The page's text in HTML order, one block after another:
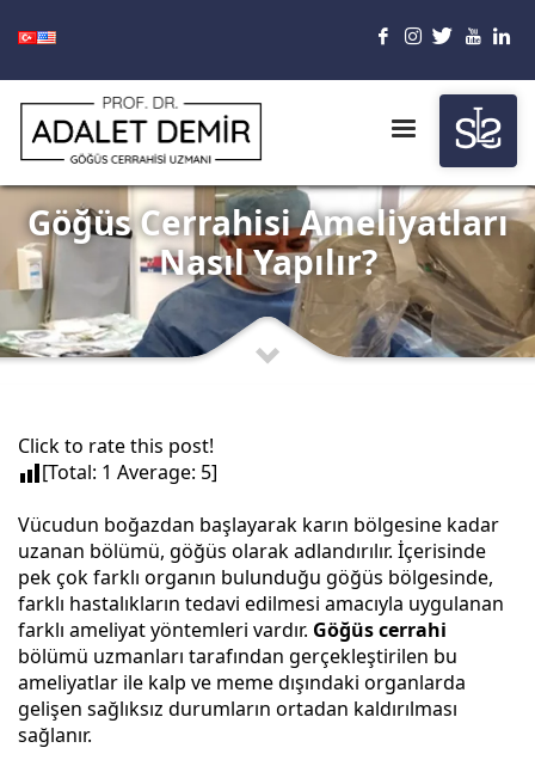
Göğüs Cerrahisi Ameliyatları
Nasıl Yapılır?
Click to rate this post!
[Total: 1 Average: 5]
Vücudun boğazdan başlayarak karın bölgesine kadar
uzanan bölümü, göğüs olarak adlandırılır. İçerisinde
pek çok farklı organın bulunduğu göğüs bölgesinde,
farklı hastalıkların tedavi edilmesi amacıyla uygulanan
farklı ameliyat yöntemleri vardır. Göğüs cerrahi
bölümü uzmanları tarafından gerçekleştirilen bu
ameliyatlar ile kalp ve meme dışındaki organlarda
gelişen sağlıksız durumların ortadan kaldırılması
sağlanır.